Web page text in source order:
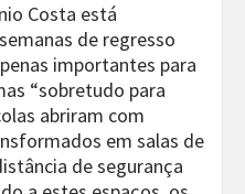
Costa está
de regresso
importantes para
“sobretudo para
abriram com
em salas de
de segurança